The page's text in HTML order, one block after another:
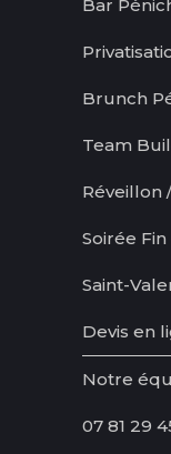
Bar
Brunch
Team
Réveillon
Soirée Fin
Saint-
Devis en
Notre
07 81 29